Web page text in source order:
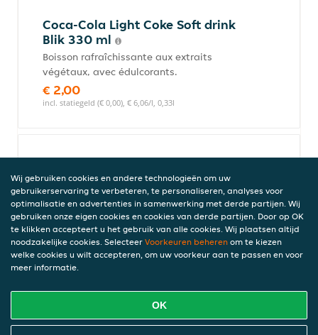
Coca-Cola Light Coke Soft drink
Blik 330 ml
Boisson rafraîchissante aux extraits
végétaux, avec édulcorants.
€ 2,00
incl. statiegeld (€ 0,00), € 6,06/l, 0,33l
Redbull
€ 2,00
Bevat caffeine (80,0 mg/100 ml), incl. statiegeld (€ 0,00)
Ayran
€ 1,50
Wij gebruiken cookies en andere technologieën om uw
gebruikerservaring te verbeteren, te personaliseren, analyses voor
optimalisatie en advertenties in samenwerking met derde partijen. Wij
gebruiken onze eigen cookies en cookies van derde partijen. Door op OK
te klikken accepteert u het gebruik van alle cookies. Wij plaatsen altijd
noodzakelijke cookies. Selecteer Voorkeuren beheren om te kiezen
welke cookies u wilt accepteren, om uw voorkeur aan te passen en voor
meer informatie.
OK